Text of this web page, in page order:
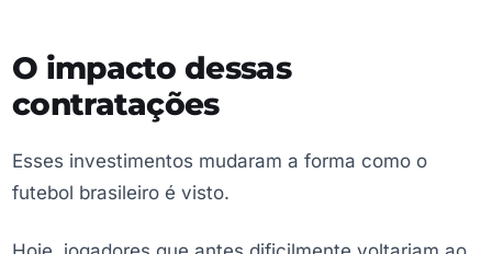
O impacto dessas
contratações
Esses investimentos mudaram a forma como o
futebol brasileiro é visto.